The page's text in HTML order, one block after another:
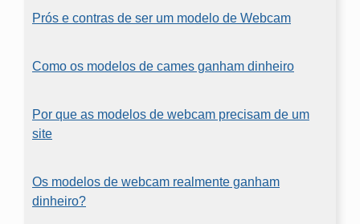
Prós e contras de ser um modelo de Webcam
Como os modelos de cames ganham dinheiro
Por que as modelos de webcam precisam de um
site
Os modelos de webcam realmente ganham
dinheiro?